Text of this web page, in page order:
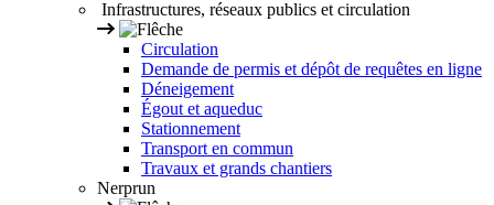
Infrastructures, réseaux publics et circulation
Circulation
Demande de permis et dépôt de requêtes en ligne
Déneigement
Égout et aqueduc
Stationnement
Transport en commun
Travaux et grands chantiers
Nerprun